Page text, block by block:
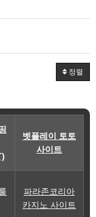
정렬
벳플레이 토토
사이트
파라존코리아
카지노 사이트